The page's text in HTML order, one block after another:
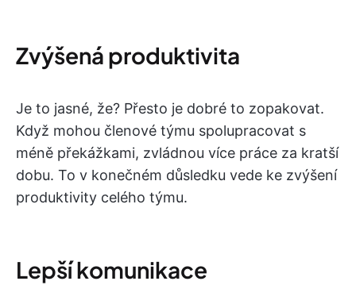
Zvýšená produktivita
Je to jasné, že? Přesto je dobré to zopakovat.
Když mohou členové týmu spolupracovat s
méně překážkami, zvládnou více práce za kratší
dobu. To v konečném důsledku vede ke zvýšení
produktivity celého týmu.
Lepší komunikace